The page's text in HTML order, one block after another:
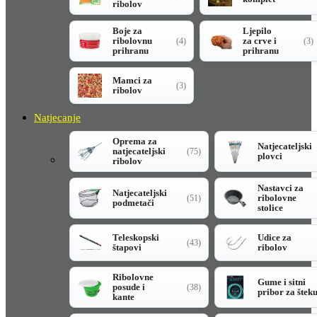
ribolov
Boje za
ribolovnu
prihranu
(4)
Ljepilo
za crve i
prihranu
(3)
Mamci za
ribolov
(3)
Natjecanje
Oprema za
natjecateljski
ribolov
(75)
Natjecateljski
plovci
Natjecateljski
podmetači
(51)
Nastavci za
ribolovne
stolice
Teleskopski
štapovi
(43)
Udice za
ribolov
Ribolovne
posude i
kante
(38)
Gume i sitni
pribor za šteku